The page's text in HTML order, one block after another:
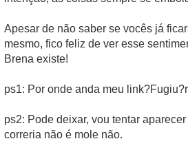
Apesar de não saber se vocês já
mesmo, fico feliz de ver esse
Brena existe!
ps1: Por onde anda meu
ps2: Pode deixar, vou tentar
correria não é mole não.